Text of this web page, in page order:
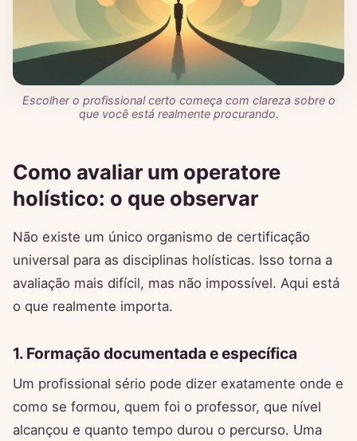
Escolher o profissional certo começa com clareza sobre o
que você está realmente procurando.
Como avaliar um operatore
holístico: o que observar
Não existe um único organismo de certificação
universal para as disciplinas holísticas. Isso torna a
avaliação mais difícil, mas não impossível. Aqui está
o que realmente importa.
1. Formação documentada e específica
Um profissional sério pode dizer exatamente onde e
como se formou, quem foi o professor, que nível
alcançou e quanto tempo durou o percurso. Uma